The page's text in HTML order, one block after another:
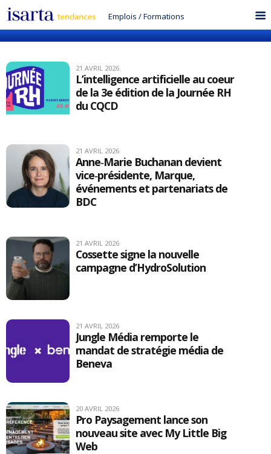
Emplois /Formations
21 AVRIL 2026
L’intelligence artificielle au coeur
de la 3e édition de la Journée RH
du CQCD
21 AVRIL 2026
Anne‑Marie Buchanan devient
vice‑présidente, Marque,
événements et partenariats de
BDC
21 AVRIL 2026
Cossette signe la nouvelle
campagne d’HydroSolution
21 AVRIL 2026
Jungle Média remporte le
mandat de stratégie média de
Beneva
20 AVRIL 2026
Pro Paysagement lance son
nouveau site avec My Little Big
Web